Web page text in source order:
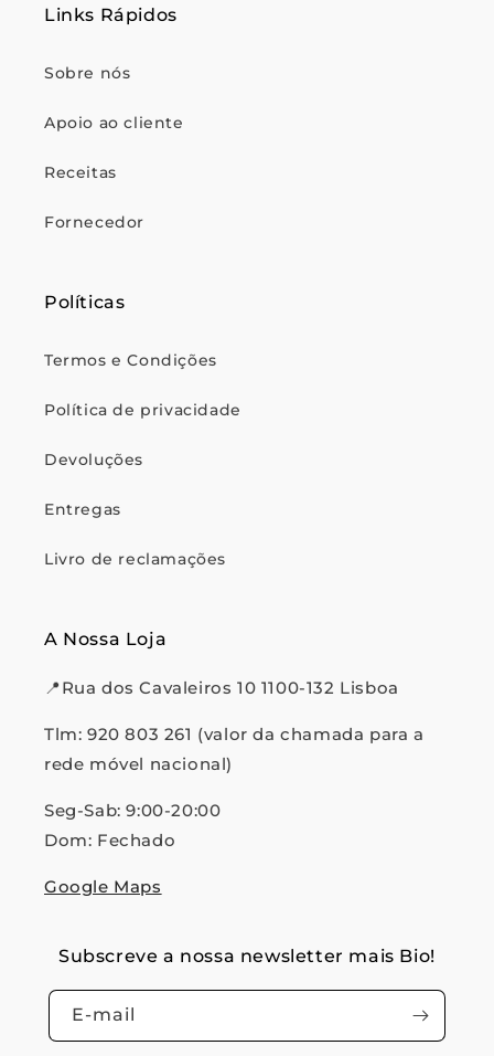
Links Rápidos
Sobre nós
Apoio ao cliente
Receitas
Fornecedor
Políticas
Termos e Condições
Política de privacidade
Devoluções
Entregas
Livro de reclamações
A Nossa Loja
📍Rua dos Cavaleiros 10 1100-132 Lisboa
Tlm: 920 803 261 (valor da chamada para a
rede móvel nacional)
Seg-Sab: 9:00-20:00
Dom: Fechado
Google Maps
Subscreve a nossa newsletter mais Bio!
E-mail